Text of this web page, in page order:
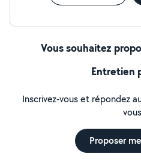
Vous souhaitez
Entretien
Inscrivez-vous et répondez
Proposer